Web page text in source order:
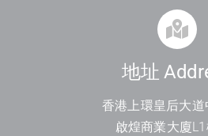
地址
香港上環皇后大道
啟煌商業大廈L1